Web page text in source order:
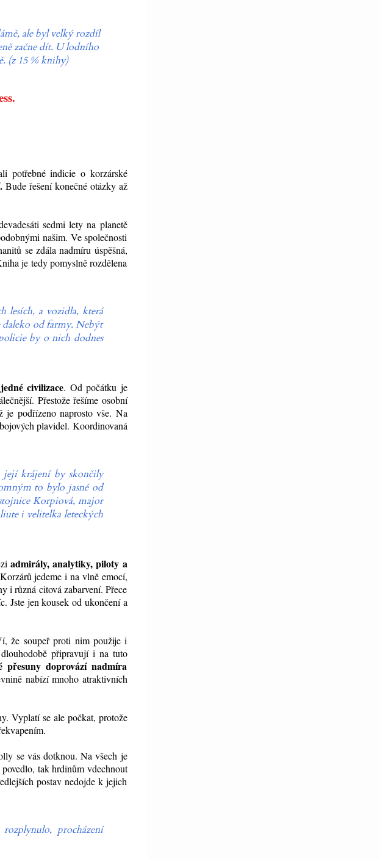
ale byl velký rozdíl
začne dít. U lodního
(z 15 % knihy)
potřebné indicie o korzárské
Bude řešení konečné otázky až
sedmi lety na planetě
našim. Ve společnosti
se zdála nadmíru úspěšná,
je tedy pomyslně rozdělena
lesích, a vozidla, která
od farmy. Nebýt
by o nich dodnes
civilizace. Od počátku je
Přestože řešíme osobní
je podřízeno naprosto vše. Na
plavidel. Koordinovaná
její krájení by skončily
to bylo jasné od
Korpiová, major
i velitelka leteckých
admirály, analytiky, piloty a
jedeme i na vlně emocí,
i různá citová zabarvení. Přece
Jste jen kousek od ukončení a
že soupeř proti nim použije i
připravují i na tuto
přesuny doprovází nadmíra
nabízí mnoho atraktivních
Vyplatí se ale počkat, protože
se vás dotknou. Na všech je
tak hrdinům vdechnout
postav nedojde k jejich
procházení